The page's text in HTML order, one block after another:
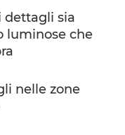
dettagli sia
luminose che
nelle zone